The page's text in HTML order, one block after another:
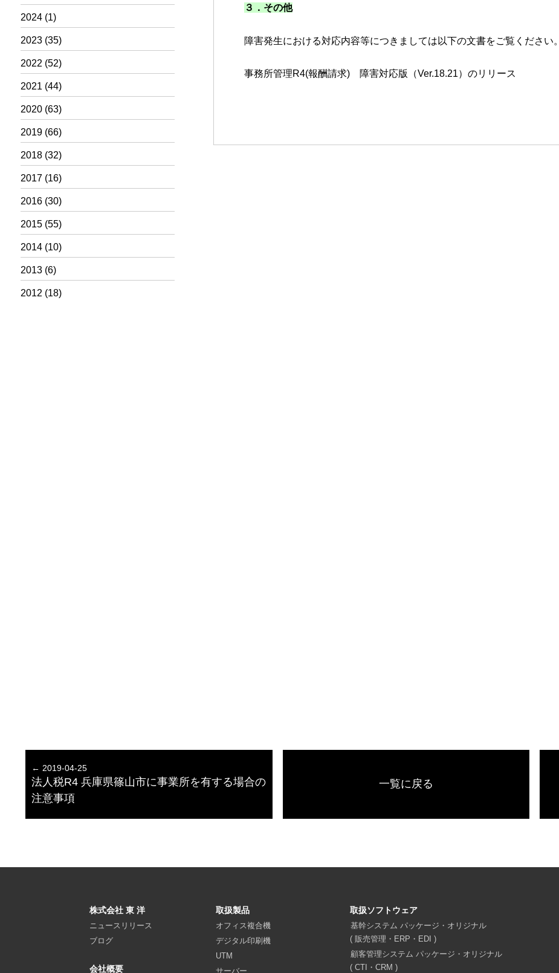
2024(1)
2023(35)
2022 (52)
2021 (44)
2020(63)
2019(66)
2018(32)
2017(16)
2016(30)
2015(55)
2014(10)
2013(6)
2012 (18)
３．その他
障害発生における対応内容等につきましては以下の文書をご覧ください。
事務所管理R4(報酬請求) 障害対応版（Ver.18.21）のリリース
← 2019-04-25
法人税R4 兵庫県篠山市に事業所を有する場合の
注意事項
一覧に戻る
株式会社 東 洋
ニュースリリース
ブログ
会社概要
取扱製品
オフィス複合機
デジタル印刷機
UTM
サーバー
取扱ソフトウェア
基幹システム パッケージ・オリジナル
( 販売管理・ERP・EDI )
顧客管理システム パッケージ・オリジナル
( CTI・CRM )